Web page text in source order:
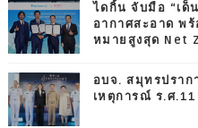
ไดกิ้น จับมือ “เด็
อากาศสะอาด พ
หมายสูงสุด Net
อบจ. สมุทรปราก
เหตุการณ์ ร.ศ